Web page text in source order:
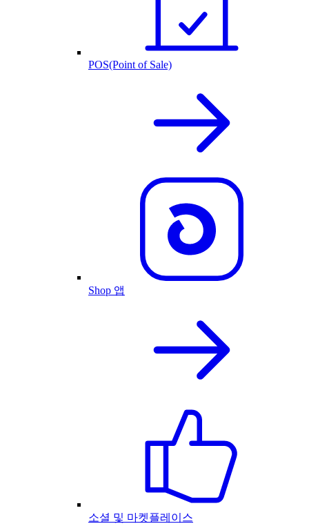
POS(Point of Sale)
Shop 앱
소셜 및 마켓플레이스